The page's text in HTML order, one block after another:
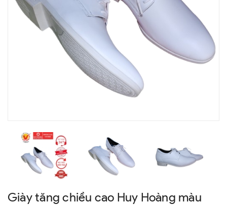
Giày tăng chiều cao Huy Hoàng màu